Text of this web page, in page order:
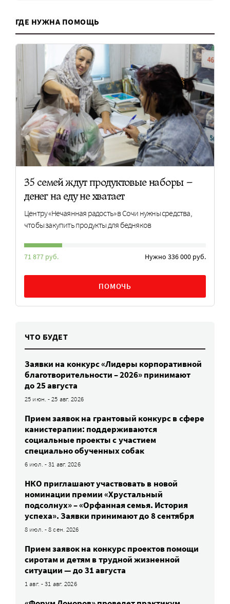
ГДЕ НУЖНА ПОМОЩЬ
35 семей ждут продуктовые наборы –
денег на еду не хватает
Центру «Нечаянная радость» в Сочи нужны средства,
чтобы закупить продукты для бедняков
71 877 руб. Нужно 336 000 руб.
ПОМОЧЬ
ЧТО БУДЕТ
Заявки на конкурс «Лидеры корпоративной
благотворительности – 2026» принимают
до 25 августа
25 июн. - 25 авг. 2026
Прием заявок на грантовый конкурс в сфере
канистерапии: поддерживаются
социальные проекты с участием
специально обученных собак
6 июл. - 31 авг. 2026
НКО приглашают участвовать в новой
номинации премии «Хрустальный
подсолнух» – «Орфанная семья. История
успеха». Заявки принимают до 8 сентября
8 июл. - 8 сен. 2026
Прием заявок на конкурс проектов помощи
сиротам и детям в трудной жизненной
ситуации — до 31 августа
1 авг. - 31 авг. 2026